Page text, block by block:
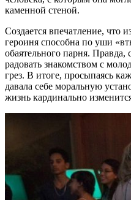
каменной стеной.
Создается впечатление, что
героиня способна по уши
обаятельного парня. Правда,
радовать знакомством с
грез. В итоге, просыпаясь
давала себе моральную
жизнь кардинально